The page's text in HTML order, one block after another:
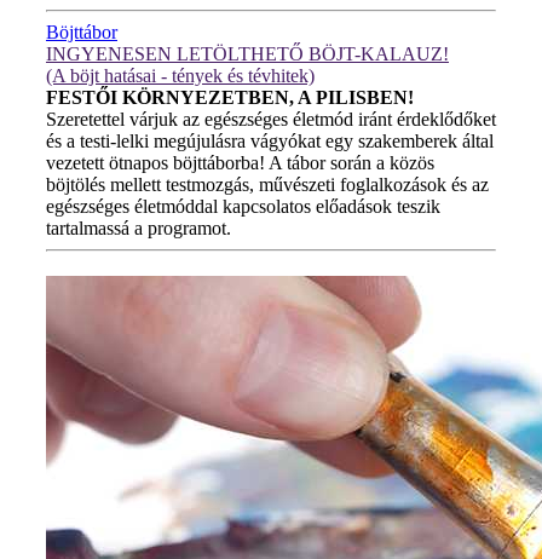
Böjttábor
INGYENESEN LETÖLTHETŐ BÖJT-KALAUZ!
(A böjt hatásai - tények és tévhitek)
FESTŐI KÖRNYEZETBEN, A PILISBEN!
Szeretettel várjuk az egészséges életmód iránt érdeklődőket
és a testi-lelki megújulásra vágyókat egy szakemberek által
vezetett ötnapos böjttáborba! A tábor során a közös
böjtölés mellett testmozgás, művészeti foglalkozások és az
egészséges életmóddal kapcsolatos előadások teszik
tartalmassá a programot.